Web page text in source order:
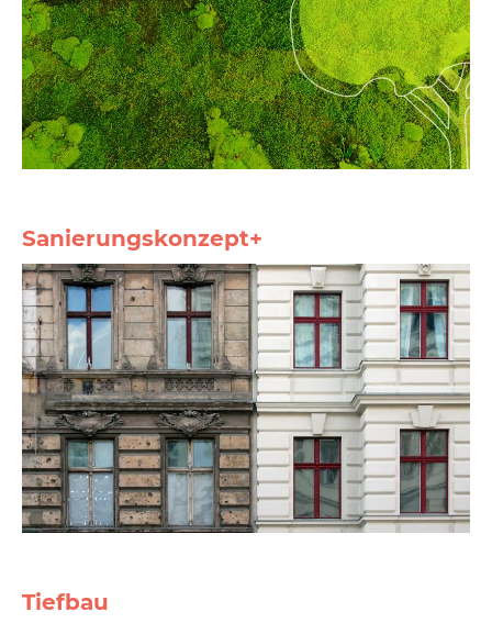
Sanierungskonzept+
Tiefbau